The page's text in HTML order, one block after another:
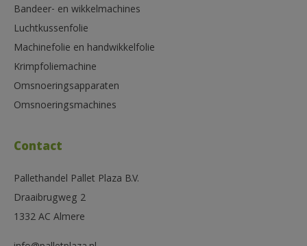
Bandeer- en wikkelmachines
Luchtkussenfolie
Machinefolie en handwikkelfolie
Krimpfoliemachine
Omsnoeringsapparaten
Omsnoeringsmachines
Contact
Pallethandel Pallet Plaza B.V.
Draaibrugweg 2
1332 AC Almere